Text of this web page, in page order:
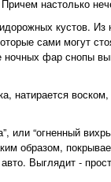
настолько
кустов.
сами могут
ночных фар снопы
натирается
или “огненный
образом,
Выглядит -